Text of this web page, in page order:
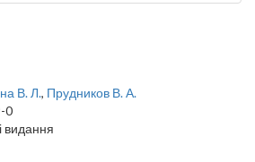
В. Л., Прудников В. А.
0
видання